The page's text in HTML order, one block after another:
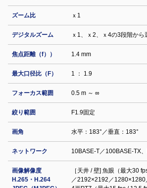
ズーム比 ｘ1
デジタルズーム ｘ1、ｘ2、ｘ4の3段階から
焦点距離（f）） 1.4 mm
最大口径比（F） 1 ： 1.9
フォーカス範囲 0.5 m ～ ∞
絞り範囲 F1.9固定
画角 水平：183°／垂直：183°
ネットワーク 10BASE-T／100BASE-TX
画像解像度
H.265・H.264
［天井 / 壁] 魚眼（最大30
／2192×2192／